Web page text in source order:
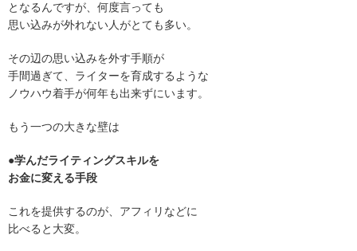
となるんですが、何度言っても
思い込みが外れない人がとても多い。
その辺の思い込みを外す手順が
手間過ぎて、ライターを育成するような
ノウハウ着手が何年も出来ずにいます。
もう一つの大きな壁は
●学んだライティングスキルを
お金に変える手段
これを提供するのが、アフィリなどに
比べると大変。